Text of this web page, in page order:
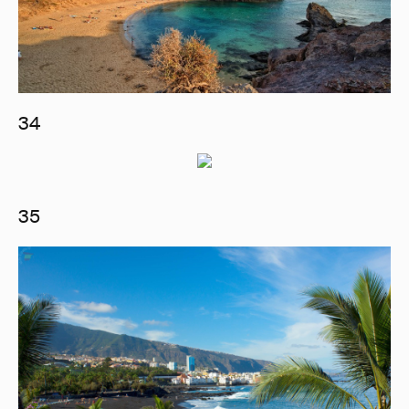
34
35